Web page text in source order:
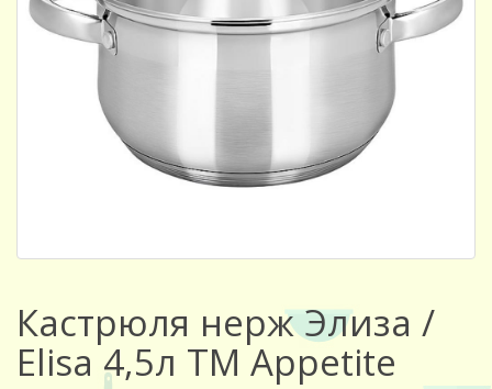
Кастрюля нерж Элиза /
Elisa 4,5л ТМ Appetite